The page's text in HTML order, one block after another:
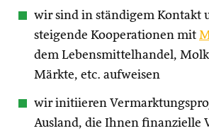
wir sind in ständigem Kontakt
steigende Kooperationen mit
dem Lebensmittelhandel,
Märkte, etc. aufweisen
wir initiieren
Ausland, die Ihnen finanzielle